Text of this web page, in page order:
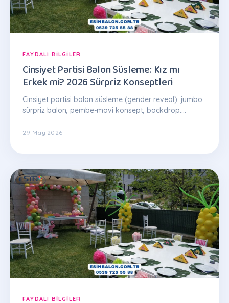
FAYDALI BILGILER
Cinsiyet Partisi Balon Süsleme: Kız mı
Erkek mi? 2026 Sürpriz Konseptleri
Cinsiyet partisi balon süsleme (gender reveal): jumbo
sürpriz balon, pembe-mavi konsept, backdrop.
29 May 2026
FAYDALI BILGILER